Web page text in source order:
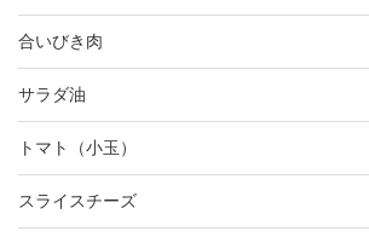
合いびき肉
サラダ油
トマト（小玉）
スライスチーズ